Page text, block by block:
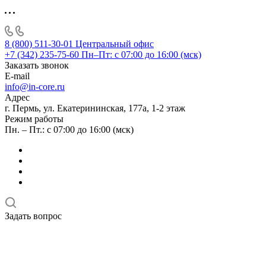
8 (800) 511-30-01 Центральный офис
+7 (342) 235-75-60 Пн–Пт: с 07:00 до 16:00 (мск)
Заказать звонок
E-mail
info@in-core.ru
Адрес
г. Пермь, ул. ​Екатерининская, 177а, ​1-2 этаж
Режим работы
Пн. – Пт.: с 07:00 до 16:00 (мск)
Задать вопрос